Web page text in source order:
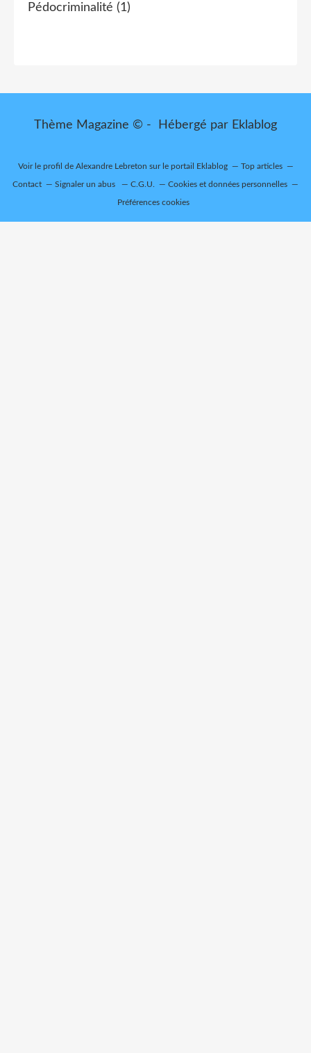
Pédocriminalité (1)
Thème Magazine © - Hébergé par Eklablog
Voir le profil de Alexandre Lebreton sur le portail Eklablog Top articles
Contact Signaler un abus C.G.U. Cookies et données personnelles
Préférences cookies